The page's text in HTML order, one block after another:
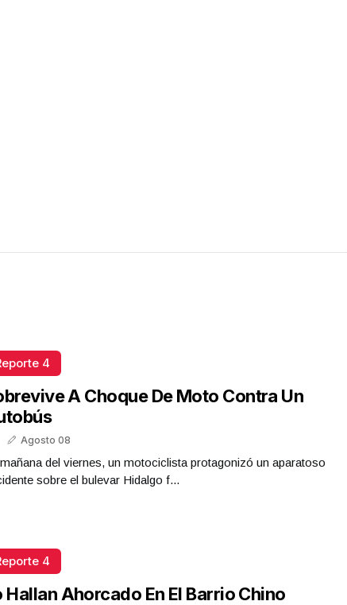
4
A Choque De Moto Contra Un
Agosto 08
del viernes, un motociclista protagonizó un aparatoso
sobre el bulevar Hidalgo f...
4
Hallan Ahorcado En El Barrio Chino